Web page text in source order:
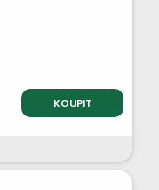
KOUPIT